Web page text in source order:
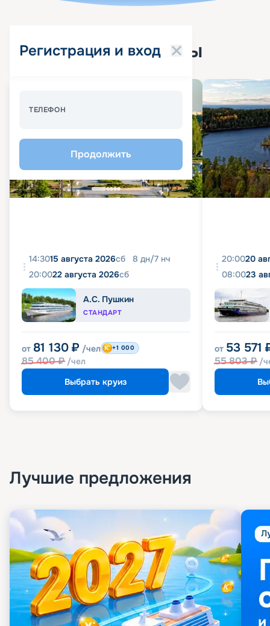
Регистрация и вход
ТЕЛЕФОН
Продолжить
Популярные круизы
14:3015 августа 2026сб 8 дн/7 нч
20:0022 августа 2026сб
А.С. Пушкин
СТАНДАРТ
от 81 130 ₽ /чел
85 400₽ /чел
+1 000
Выбрать круиз
20:0020
08:0023
от 53 571
55 803₽ /
Лучшие предложения